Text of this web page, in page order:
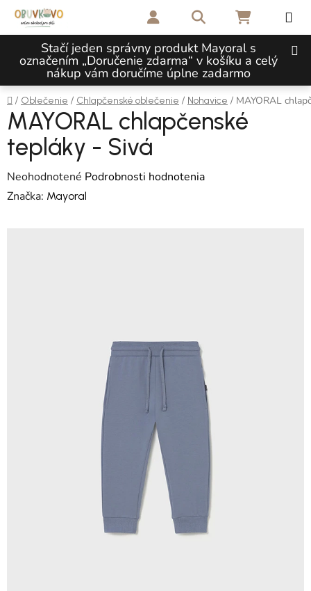
Prejsť na obsah
Stačí jeden správny produkt Mayoral s
označením „Doručenie zdarma“ v košíku a celý
nákup vám doručíme úplne zadarmo
Hľadať NÁKUPNÝ
Domov
/ Oblečenie / Chlapčenské oblečenie / Nohavice / MAYORAL
MAYORAL chlapčenské
tepláky - Sivá
Priemerné hodnotenie produktu je 0,0 z 5 hviezdičiek.
Neohodnotené Podrobnosti hodnotenia
Značka: Mayoral